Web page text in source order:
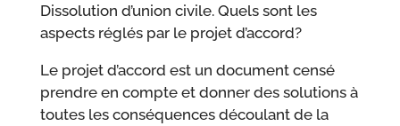
Dissolution d’union civile. Quels sont les
aspects réglés par le projet d’accord?
Le projet d’accord est un document censé
prendre en compte et donner des solutions à
toutes les conséquences découlant de la